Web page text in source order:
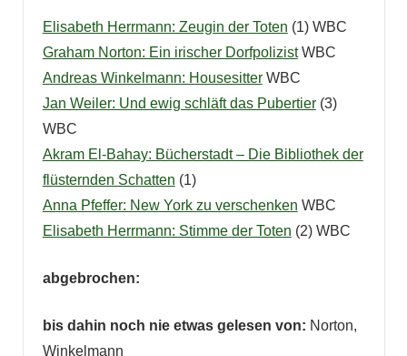
Elisabeth Herrmann: Zeugin der Toten (1) WBC
Graham Norton: Ein irischer DorfpolizistWBC
Andreas Winkelmann: HousesitterWBC
Jan Weiler: Und ewig schläft das Pubertier(3)
WBC
Akram El-Bahay: Bücherstadt – Die Bibliothek der
flüsternden Schatten (1)
Anna Pfeffer: New York zu verschenken WBC
Elisabeth Herrmann: Stimme der Toten (2) WBC
abgebrochen:
bis dahin noch nie etwas gelesen von: Norton,
Winkelmann